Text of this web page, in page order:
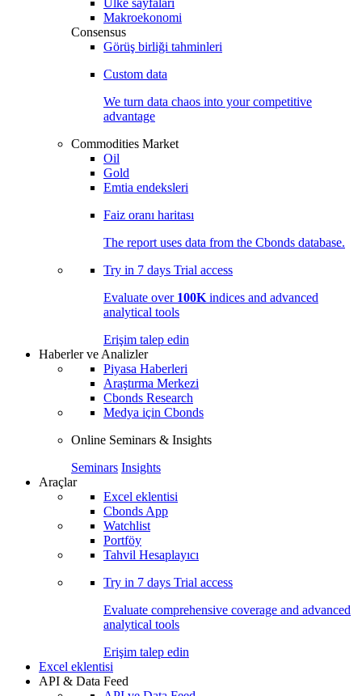
Ülke sayfaları
Makroekonomi
Consensus
Görüş birliği tahminleri
Custom data
We turn data chaos into your competitive
advantage
Commodities Market
Oil
Gold
Emtia endeksleri
Faiz oranı haritası
The report uses data from the Cbonds database.
Try in 7 days Trial access
Evaluate over 100K indices and advanced
analytical tools
Erişim talep edin
Haberler ve Analizler
Piyasa Haberleri
Araştırma Merkezi
Cbonds Research
Medya için Cbonds
Online Seminars & Insights
Seminars Insights
Araçlar
Excel eklentisi
Cbonds App
Watchlist
Portföy
Tahvil Hesaplayıcı
Try in 7 days Trial access
Evaluate comprehensive coverage and advanced
analytical tools
Erişim talep edin
Excel eklentisi
API & Data Feed